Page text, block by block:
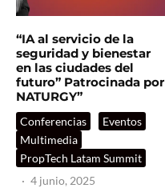
“IA al servicio de la
seguridad y bienestar
en las ciudades del
futuro” Patrocinada por
NATURGY”
Conferencias
Eventos
Multimedia
PropTech Latam Summit
· 4 junio, 2025